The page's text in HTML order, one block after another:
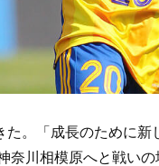
。「成長のために新
川相模原へと戦いの